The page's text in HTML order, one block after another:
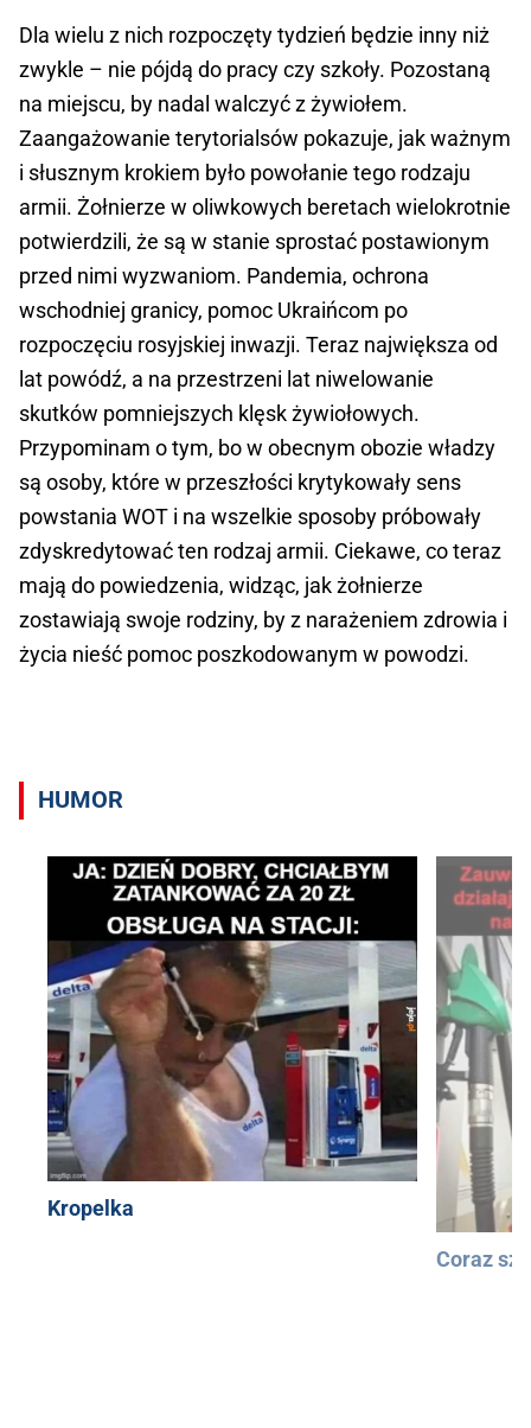
Dla wielu z nich rozpoczęty tydzień będzie inny niż
zwykle – nie pójdą do pracy czy szkoły. Pozostaną
na miejscu, by nadal walczyć z żywiołem.
Zaangażowanie terytorialsów pokazuje, jak ważnym
i słusznym krokiem było powołanie tego rodzaju
armii. Żołnierze w oliwkowych beretach wielokrotnie
potwierdzili, że są w stanie sprostać postawionym
przed nimi wyzwaniom. Pandemia, ochrona
wschodniej granicy, pomoc Ukraińcom po
rozpoczęciu rosyjskiej inwazji. Teraz największa od
lat powódź, a na przestrzeni lat niwelowanie
skutków pomniejszych klęsk żywiołowych.
Przypominam o tym, bo w obecnym obozie władzy
są osoby, które w przeszłości krytykowały sens
powstania WOT i na wszelkie sposoby próbowały
zdyskredytować ten rodzaj armii. Ciekawe, co teraz
mają do powiedzenia, widząc, jak żołnierze
zostawiają swoje rodziny, by z narażeniem zdrowia i
życia nieść pomoc poszkodowanym w powodzi.
HUMOR
Kropelka
Coraz